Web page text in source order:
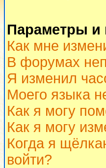
Параметры и
Как мне
В форумах
Я изменил
Моего языка
Как я могу
Как я могу
Когда я
войти?